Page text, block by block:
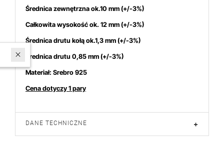
Średnica zewnętrzna ok.10 mm (+/-3%)
Całkowita wysokość ok. 12 mm (+/-3%)
Średnica drutu kołą ok.1,3 mm (+/-3%)
Średnica drutu 0,85 mm (+/-3%)
Materiał: Srebro 925
Cena dotyczy 1 pary
DANE TECHNICZNE +
W ostatnich 7 dniach produktem interesuje się